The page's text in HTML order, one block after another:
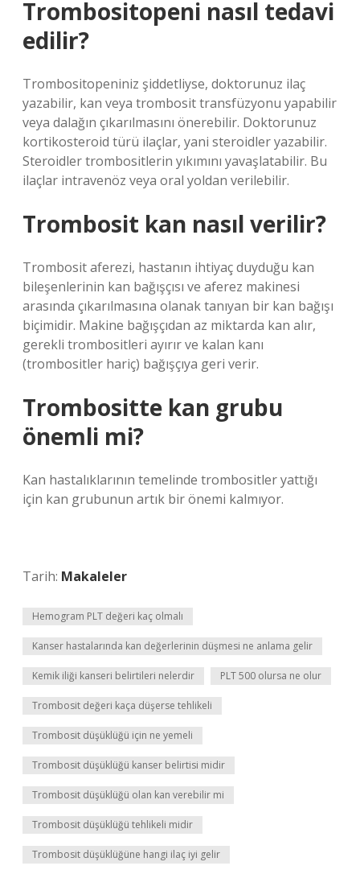
Trombositopeni nasıl tedavi
edilir?
Trombositopeniniz şiddetliyse, doktorunuz ilaç
yazabilir, kan veya trombosit transfüzyonu yapabilir
veya dalağın çıkarılmasını önerebilir. Doktorunuz
kortikosteroid türü ilaçlar, yani steroidler yazabilir.
Steroidler trombositlerin yıkımını yavaşlatabilir. Bu
ilaçlar intravenöz veya oral yoldan verilebilir.
Trombosit kan nasıl verilir?
Trombosit aferezi, hastanın ihtiyaç duyduğu kan
bileşenlerinin kan bağışçısı ve aferez makinesi
arasında çıkarılmasına olanak tanıyan bir kan bağışı
biçimidir. Makine bağışçıdan az miktarda kan alır,
gerekli trombositleri ayırır ve kalan kanı
(trombositler hariç) bağışçıya geri verir.
Trombositte kan grubu
önemli mi?
Kan hastalıklarının temelinde trombositler yattığı
için kan grubunun artık bir önemi kalmıyor.
Tarih: Makaleler
Hemogram PLT değeri kaç olmalı
Kanser hastalarında kan değerlerinin düşmesi ne anlama gelir
Kemik iliği kanseri belirtileri nelerdir PLT 500 olursa ne olur
Trombosit değeri kaça düşerse tehlikeli
Trombosit düşüklüğü için ne yemeli
Trombosit düşüklüğü kanser belirtisi midir
Trombosit düşüklüğü olan kan verebilir mi
Trombosit düşüklüğü tehlikeli midir
Trombosit düşüklüğüne hangi ilaç iyi gelir